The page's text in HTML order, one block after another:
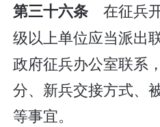
第三十六条 在征兵
级以上单位应当派出
政府征兵办公室联系
分、新兵交接方式、
等事宜。